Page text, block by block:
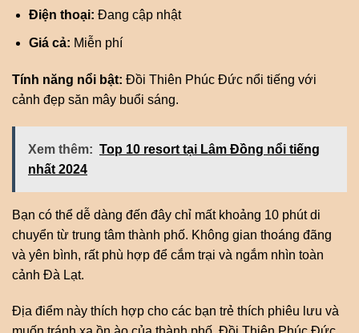
Điện thoại: Đang cập nhật
Giá cả: Miễn phí
Tính năng nổi bật: Đồi Thiên Phúc Đức nổi tiếng với
cảnh đẹp săn mây buổi sáng.
Xem thêm: Top 10 resort tại Lâm Đồng nổi tiếng
nhất 2024
Bạn có thể dễ dàng đến đây chỉ mất khoảng 10 phút di
chuyển từ trung tâm thành phố. Không gian thoáng đãng
và yên bình, rất phù hợp để cắm trại và ngắm nhìn toàn
cảnh Đà Lạt.
Địa điểm này thích hợp cho các bạn trẻ thích phiêu lưu và